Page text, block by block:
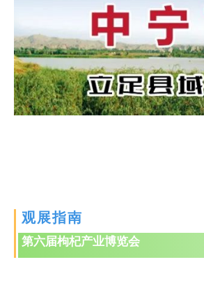
观展指南
第六届枸杞产业博览会